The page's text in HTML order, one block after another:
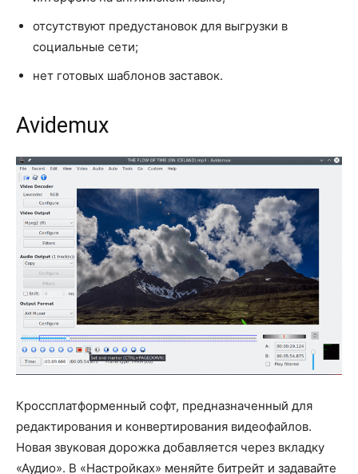
отсутствуют предустановок для выгрузки в
социальные сети;
нет готовых шаблонов заставок.
Avidemux
Кроссплатформенный софт, предназначенный для
редактирования и конвертирования видеофайлов.
Новая звуковая дорожка добавляется через вкладку
«Аудио». В «Настройках» меняйте битрейт и задавайте